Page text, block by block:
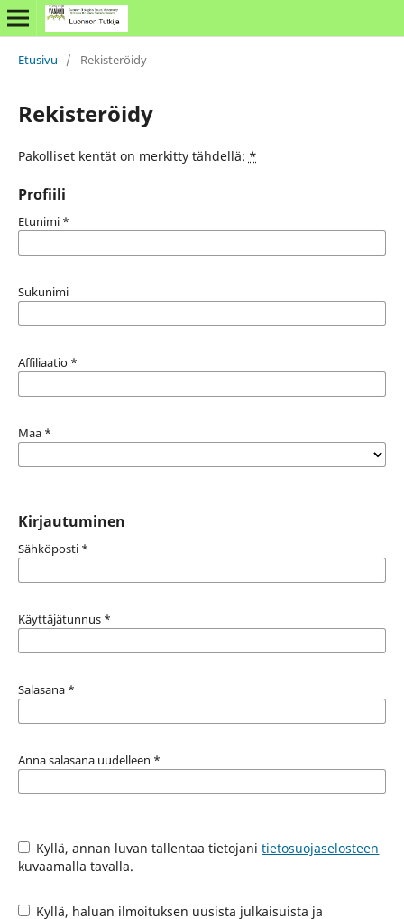
Etusivu / Rekisteröidy
Rekisteröidy
Pakolliset kentät on merkitty tähdellä: *
Profiili
Etunimi *
Sukunimi
Affiliaatio *
Maa *
Kirjautuminen
Sähköposti *
Käyttäjätunnus *
Salasana *
Anna salasana uudelleen *
Kyllä, annan luvan tallentaa tietojanitietosuojaselosteen
kuvaamalla tavalla.